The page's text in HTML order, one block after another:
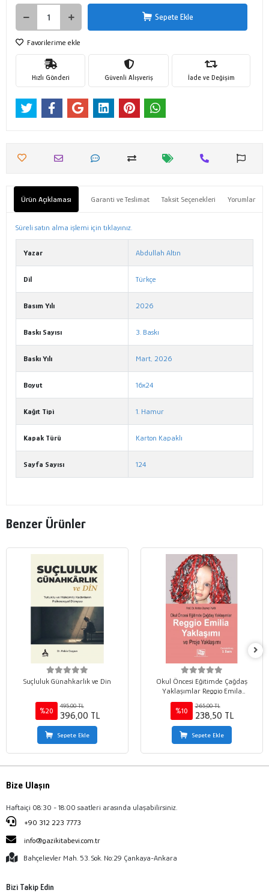
Sepete Ekle
Favorilerime ekle
Hızlı Gönderi Güvenli Alışveriş İade ve Değişim
Ürün Açıklaması Garanti ve Teslimat Taksit Seçenekleri Yorumlar
Süreli satın alma işlemi için tıklayınız.
Yazar Abdullah Altın
Dil Türkçe
Basım Yılı 2026
Baskı Sayısı 3. Baskı
Baskı Yılı Mart, 2026
Boyut 16x24
Kağıt Tipi 1. Hamur
Kapak Türü Karton Kapaklı
Sayfa Sayısı 124
Benzer Ürünler
Suçluluk Günahkarlık ve Din
%20
495,00 TL
396,00 TL
Sepete Ekle
Okul Öncesi Eğitimde Çağdaş
Yaklaşımlar Reggio Emila
Yaklaşımı ve Proje Yaklaşımı
%10
265,00 TL
238,50 TL
Sepete Ekle
Bize Ulaşın
Haftaiçi 08:30 - 18:00 saatleri arasında ulaşabilirsiniz.
+90 312 223 7773
info@gazikitabevi.com.tr
Bahçelievler Mah. 53. Sok. No:29 Çankaya-Ankara
Bizi Takip Edin